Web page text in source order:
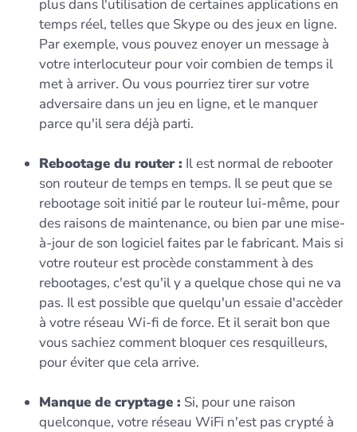
plus dans l'utilisation de certaines applications en
temps réel, telles que Skype ou des jeux en ligne.
Par exemple, vous pouvez enoyer un message à
votre interlocuteur pour voir combien de temps il
met à arriver. Ou vous pourriez tirer sur votre
adversaire dans un jeu en ligne, et le manquer
parce qu'il sera déjà parti.
Rebootage du router : Il est normal de rebooter
son routeur de temps en temps. Il se peut que se
rebootage soit initié par le routeur lui-même, pour
des raisons de maintenance, ou bien par une mise-
à-jour de son logiciel faites par le fabricant. Mais si
votre routeur est procède constamment à des
rebootages, c'est qu'il y a quelque chose qui ne va
pas. Il est possible que quelqu'un essaie d'accèder
à votre réseau Wi-fi de force. Et il serait bon que
vous sachiez comment bloquer ces resquilleurs,
pour éviter que cela arrive.
Manque de cryptage : Si, pour une raison
quelconque, votre réseau WiFi n'est pas crypté à